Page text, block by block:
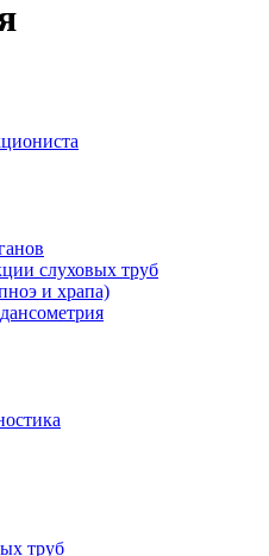
слуховых труб
и храпа)
труб